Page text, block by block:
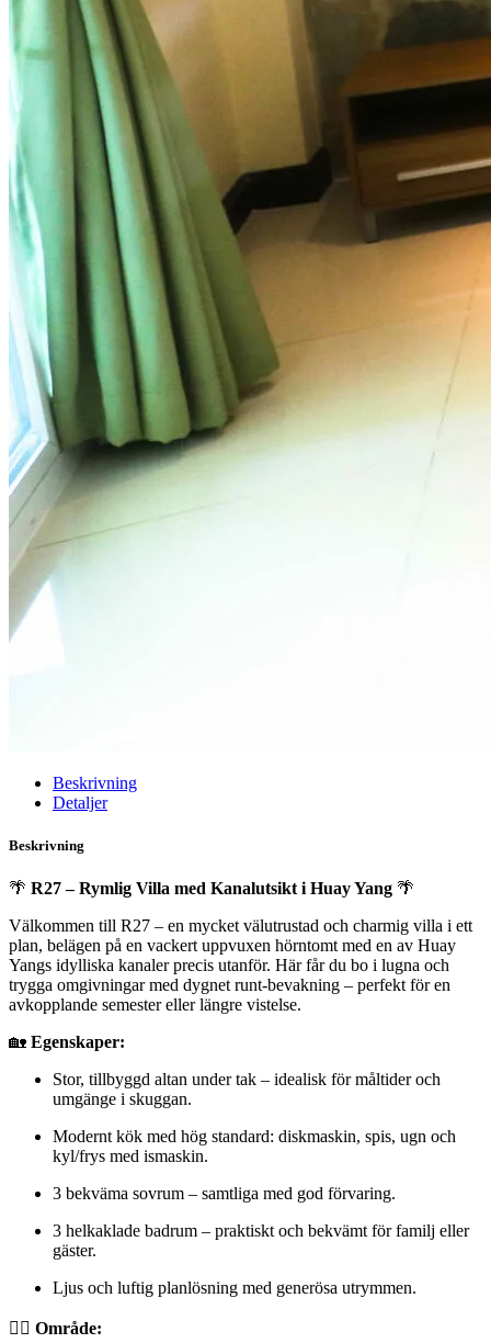
Beskrivning
Detaljer
Beskrivning
🌴 R27 – Rymlig Villa med Kanalutsikt i Huay Yang 🌴
Välkommen till R27 – en mycket välutrustad och charmig villa i ett
plan, belägen på en vackert uppvuxen hörntomt med en av Huay
Yangs idylliska kanaler precis utanför. Här får du bo i lugna och
trygga omgivningar med dygnet runt-bevakning – perfekt för en
avkopplande semester eller längre vistelse.
🏡 Egenskaper:
Stor, tillbyggd altan under tak – idealisk för måltider och
umgänge i skuggan.
Modernt kök med hög standard: diskmaskin, spis, ugn och
kyl/frys med ismaskin.
3 bekväma sovrum – samtliga med god förvaring.
3 helkaklade badrum – praktiskt och bekvämt för familj eller
gäster.
Ljus och luftig planlösning med generösa utrymmen.
🏊‍♀️ Område: